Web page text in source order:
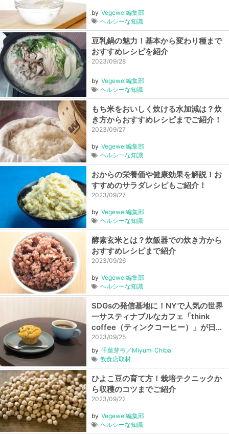
by Vegewel編集部
ヘルシーな知識
豆乳鍋の魅力！基本から変わり種まで
おすすめレシピを紹介
2023/09/28
by Vegewel編集部
ヘルシーな知識
もち米をおいしく炊ける水加減は？炊
き方からおすすめレシピまでご紹介！
2023/09/27
by Vegewel編集部
ヘルシーな知識
おからの栄養価や健康効果を解説！お
すすめのサラダレシピもご紹介！
2023/09/27
by Vegewel編集部
ヘルシーな知識
酵素玄米とは？炊飯器での炊き方から
おすすめレシピまで紹介
2023/09/26
by Vegewel編集部
ヘルシーな知識
SDGsの発信基地に！NYで人気の世界
一サスティナブルなカフェ「think
coffee（ティンクコーヒー）」が日本
に上陸【東京・神田】
2023/09/25
by 千葉芽弓／Miyumi Chiba
飲食店取材
ひよこ豆の育て方！栽培テクニックか
ら収穫のコツまでご紹介
2023/09/22
by Vegewel編集部
ヘルシーな知識